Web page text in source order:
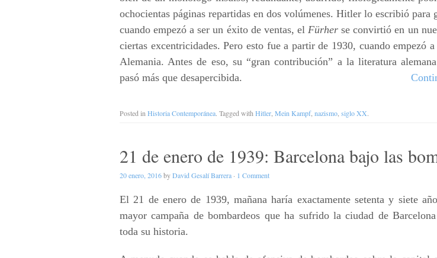
ochocientas páginas repartidas en dos volúmenes. Hitler lo escribió para
cuando empezó a ser un éxito de ventas, elFürher se convirtió en un
ciertas excentricidades. Pero esto fue a partir de 1930, cuando empezó
Alemania. Antes de eso, su “gran contribución” a la literatura
pasó más que desapercibida.
Posted in Historia Contemporánea. Tagged with Hitler Mein Kampf, nazismo siglo XX.
21 de enero de 1939: Barcelona bajo las
20 enero, 2016byDavid Gesalí Barrera · 1 Comment
El 21 de enero de 1939, mañana haría exactamente setenta y siete
mayor campaña de bombardeos que ha sufrido la ciudad de
toda su historia.